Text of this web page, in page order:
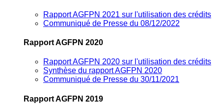
Rapport AGFPN 2021 sur l'utilisation des crédits
Communiqué de Presse du 08/12/2022
Rapport AGFPN 2020
Rapport AGFPN 2020 sur l'utilisation des crédits
Synthèse du rapport AGFPN 2020
Communiqué de Presse du 30/11/2021
Rapport AGFPN 2019